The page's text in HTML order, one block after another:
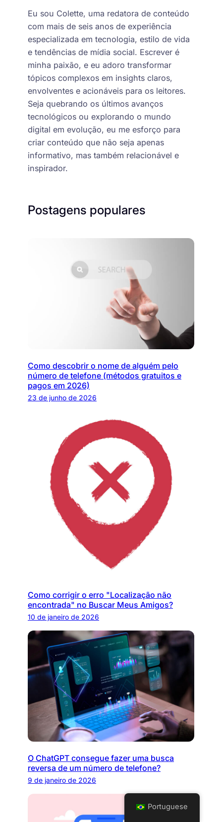
Eu sou Colette, uma redatora de conteúdo
com mais de seis anos de experiência
especializada em tecnologia, estilo de vida
e tendências de mídia social. Escrever é
minha paixão, e eu adoro transformar
tópicos complexos em insights claros,
envolventes e acionáveis para os leitores.
Seja quebrando os últimos avanços
tecnológicos ou explorando o mundo
digital em evolução, eu me esforço para
criar conteúdo que não seja apenas
informativo, mas também relacionável e
inspirador.
Postagens populares
Como descobrir o nome de alguém pelo
número de telefone (métodos gratuitos e
pagos em 2026)
23 de junho de 2026
Como corrigir o erro "Localização não
encontrada" no Buscar Meus Amigos?
10 de janeiro de 2026
O ChatGPT consegue fazer uma busca
reversa de um número de telefone?
9 de janeiro de 2026
Portuguese